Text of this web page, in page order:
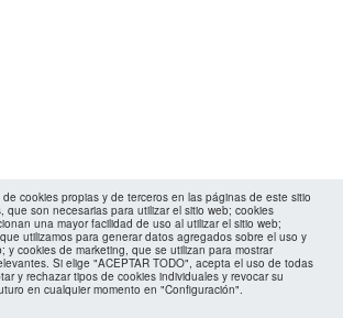
cookies propias y de terceros en las páginas de este sitio
que son necesarias para utilizar el sitio web; cookies
una mayor facilidad de uso al utilizar el sitio web;
utilizamos para generar datos agregados sobre el uso y
y cookies de marketing, que se utilizan para mostrar
Si elige "ACEPTAR TODO", acepta el uso de todas
y rechazar tipos de cookies individuales y revocar su
en cualquier momento en "Configuración".